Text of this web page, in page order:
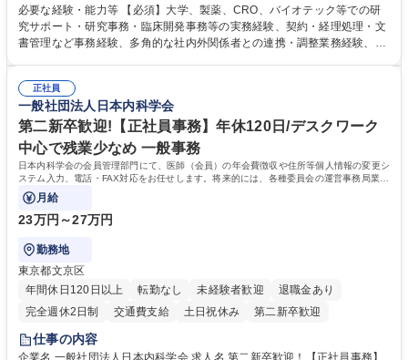
共同研究契約等の進行・記録管理） ■見積取得、発注、検収、請求処理等
の事務手続き ■委託先との定例会議の調整・アジェンダ準備・議事録作成
■研究報告書、試験関連資料、SOP等の整備・版管理・保管 ■研究開発の
他研究開発に関わる総務・庶務 募集職種 研究事務【フルリモート・時短
勤務可】
必要な経験・能力等 【必須】大学、製薬、CRO、バイオテック等での研
究サポート・研究事務・臨床開発事務等の実務経験、契約・経理処理・文
書管理など事務経験、多角的な社内外関係者との連携・調整業務経験、基
ル対応力 【働き方について】フルリモートやハイブリッド勤務、時短勤務
など個々のライフスタイルに応じた柔軟な働き方が可能です。育児や介護
との両立も応援します。 学歴・資格 学歴：大学院 大学 語学力： 資格：
正社員
一般社団法人日本内科学会
第二新卒歓迎!【正社員事務】年休120日/デスクワーク
中心で残業少なめ 一般事務
日本内科学会の会員管理部門にて、医師（会員）の年会費徴収や住所等個人情報の変更シ
ステム入力、電話・FAX対応をお任せします。将来的には、各種委員会の運営事務局業務
などにも幅広く携わっていただきます。
月給
23万円～27万円
勤務地
東京都文京区
年間休日120日以上
転勤なし 未経験者歓迎
退職金あり
完全週休2日制
交通費支給 土日祝休み 第二新卒歓迎
仕事の内容
企業名 一般社団法人日本内科学会 求人名 第二新卒歓迎！【正社員事務】